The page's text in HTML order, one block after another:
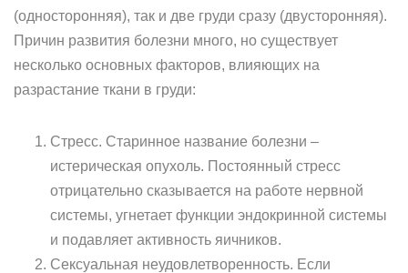
(односторонняя), так и две груди сразу (двусторонняя).
Причин развития болезни много, но существует
несколько основных факторов, влияющих на
разрастание ткани в груди:
Стресс. Старинное название болезни –
истерическая опухоль. Постоянный стресс
отрицательно сказывается на работе нервной
системы, угнетает функции эндокринной системы
и подавляет активность яичников.
Сексуальная неудовлетворенность. Если